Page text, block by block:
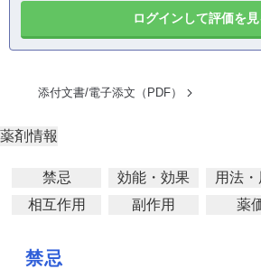
ログインして評価を見
添付文書/電子添文（PDF）
薬剤情報
禁忌 効能・効果 用法
相互作用
副作用 薬
禁忌